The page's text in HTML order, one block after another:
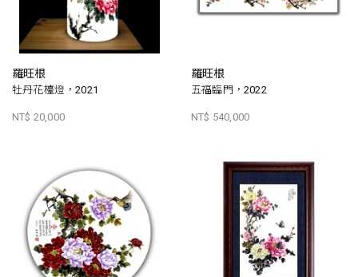
羅旺根
牡丹花檯燈，2021
NT$ 20,000
羅旺根
五福臨門，2022
NT$ 540,000